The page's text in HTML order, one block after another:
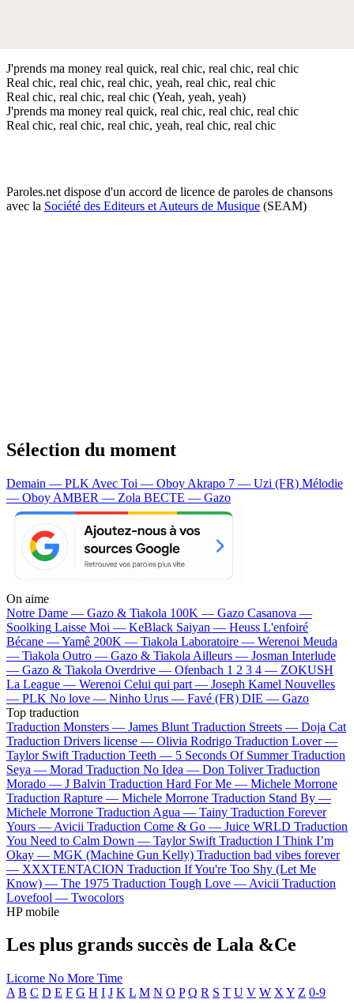
J'prends ma money real quick, real chic, real chic, real chic
Real chic, real chic, real chic, yeah, real chic, real chic
Real chic, real chic, real chic (Yeah, yeah, yeah)
J'prends ma money real quick, real chic, real chic, real chic
Real chic, real chic, real chic, yeah, real chic, real chic
Paroles.net dispose d'un accord de licence de paroles de chansons
avec la Société des Editeurs et Auteurs de Musique (SEAM)
Sélection du moment
Demain — PLK Avec Toi — Oboy Akrapo 7 — Uzi (FR) Mélodie
— Oboy AMBER — Zola BECTE — Gazo
On aime
Notre Dame — Gazo & Tiakola 100K — Gazo Casanova —
Soolking Laisse Moi — KeBlack Saiyan — Heuss L'enfoiré
Bécane —Yamê 200K — Tiakola Laboratoire — Werenoi Meuda
— Tiakola Outro — Gazo & Tiakola Ailleurs — Josman Interlude
— Gazo & Tiakola Overdrive — Ofenbach 1 2 3 4 — ZOKUSH
La League — Werenoi Celui qui part — Joseph Kamel Nouvelles
— PLK No love — Ninho Urus — Favé (FR) DIE — Gazo
Top traduction
Traduction Monsters — James Blunt Traduction Streets — Doja Cat
Traduction Drivers license — Olivia Rodrigo Traduction Lover —
Taylor Swift Traduction Teeth — 5 Seconds Of Summer Traduction
Seya — Morad Traduction No Idea — Don Toliver Traduction
Morado — J Balvin Traduction Hard For Me — Michele Morrone
Traduction Rapture — Michele Morrone Traduction Stand By —
Michele Morrone Traduction Agua — Tainy Traduction Forever
Yours — Avicii Traduction Come & Go — Juice WRLD Traduction
You Need to Calm Down — Taylor Swift Traduction I Think I’m
Okay — MGK (Machine Gun Kelly) Traduction bad vibes forever
— XXXTENTACION Traduction If You're Too Shy (Let Me
Know) — The 1975 Traduction Tough Love — Avicii Traduction
Lovefool — Twocolors
HP mobile
Les plus grands succès de Lala &Ce
Licorne No More Time
A B C D E F G H I J K L M N O P Q R S T U V W X Y Z 0-9